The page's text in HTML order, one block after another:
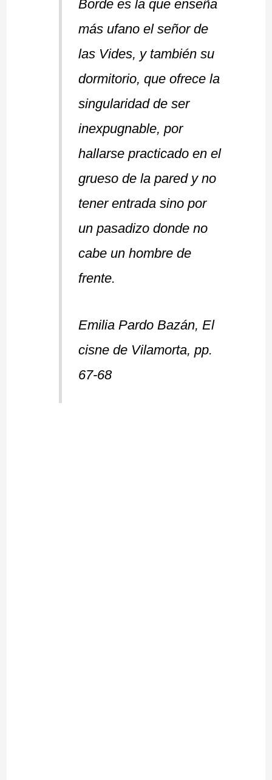
Borde es la que enseña
más ufano el señor de
las Vides, y también su
dormitorio, que ofrece la
singularidad de ser
inexpugnable, por
hallarse practicado en el
grueso de la pared y no
tener entrada sino por
un pasadizo donde no
cabe un hombre de
frente.
Emilia Pardo Bazán, El
cisne de Vilamorta, pp.
67-68